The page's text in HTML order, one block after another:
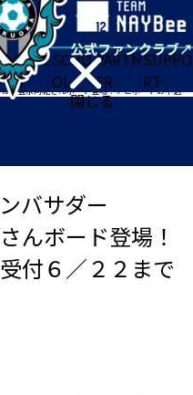
閉じる
ACADE
MY
SCHO
OL
PARTN
ER
SUPPO
RT
さんボード登場！アビボードお申込み受付６／２２まで延長！
バサダー
んボード登場！
付６／２２まで